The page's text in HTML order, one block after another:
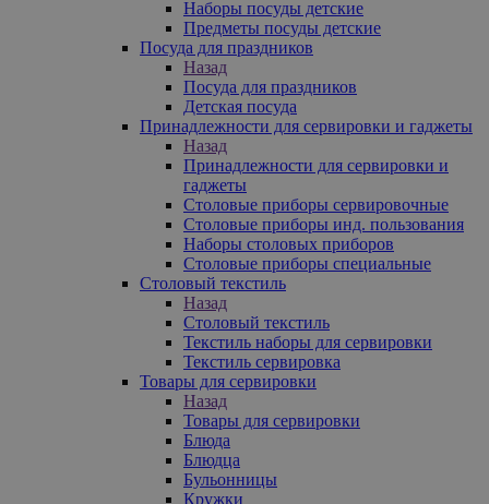
Наборы посуды детские
Предметы посуды детские
Посуда для праздников
Назад
Посуда для праздников
Детская посуда
Принадлежности для сервировки и гаджеты
Назад
Принадлежности для сервировки и
гаджеты
Столовые приборы сервировочные
Столовые приборы инд. пользования
Наборы столовых приборов
Столовые приборы специальные
Столовый текстиль
Назад
Столовый текстиль
Текстиль наборы для сервировки
Текстиль сервировка
Товары для сервировки
Назад
Товары для сервировки
Блюда
Блюдца
Бульонницы
Кружки